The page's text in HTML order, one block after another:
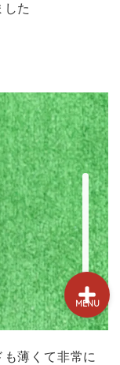
た
薄くて非常に
MENU
品情報
フナビ
ョップ